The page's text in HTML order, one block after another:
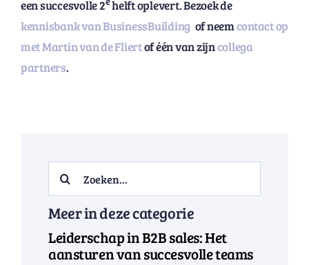
een succesvolle 2 helft oplevert. Bezoek de
kennisbank van BusinessBuilding of neemcontact op
metMartin van de Fliertof één van zijncollega
partners.
Search
for:
Meer in deze categorie
Leiderschap in B2B sales: Het
aansturen van succesvolle teams